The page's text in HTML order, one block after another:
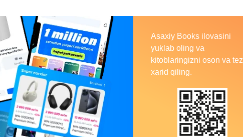
Asaxiy Books ilovasini
yuklab oling va
kitoblaringizni oson va tez
xarid qiling.